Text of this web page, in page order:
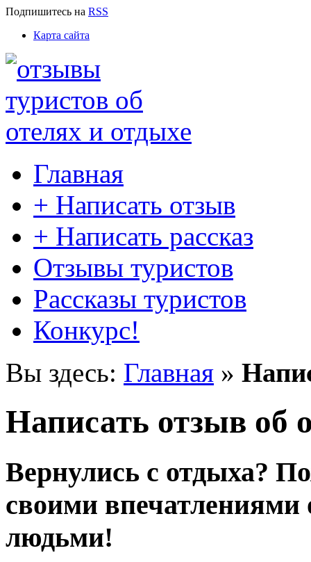
Подпишитесь на RSS
Карта сайта
Главная
+ Написать отзыв
+ Написать рассказ
Отзывы туристов
Рассказы туристов
Конкурс!
Вы здесь: Главная »
Написать отзыв об
Вернулись с отдыха?
своими впечатлениями
людьми!